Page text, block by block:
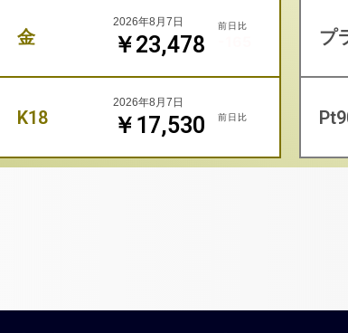
金 ￥23,478
2026年8月7日 前日比
K18 ￥17,530
2026年8月7日
前日比
プ